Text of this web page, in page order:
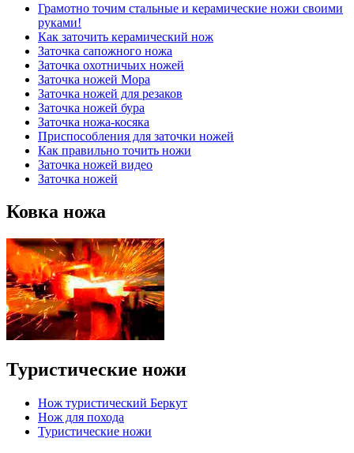
Грамотно точим стальные и керамические ножи своими
руками!
Как заточить керамический нож
Заточка сапожного ножа
Заточка охотничьих ножей
Заточка ножей Мора
Заточка ножей для резаков
Заточка ножей бура
Заточка ножа-косяка
Приспособления для заточки ножей
Как правильно точить ножи
Заточка ножей видео
Заточка ножей
Ковка ножа
Туристические ножи
Нож туристический Беркут
Нож для похода
Туристические ножи